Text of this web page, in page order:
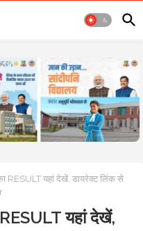
RESULT यहां देखें, डायरेक्ट लिंक से
यहां देखें,